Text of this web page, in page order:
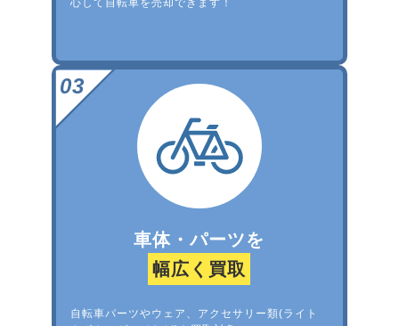
心して自転車を売却できます！
車体・パーツを
幅広く買取
自転車パーツやウェア、アクセサリー類(ライト